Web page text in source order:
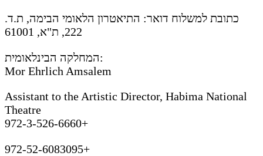
כתובת למשלוח דואר: התיאטרון הלאומי הבימה, ת.ד.
222, ת"א, 61001
המחלקה הבינלאומית:
Mor Ehrlich Amsalem
Assistant to the Artistic Director, Habima National
Theatre
972-3-526-6660+
972-52-6083095+